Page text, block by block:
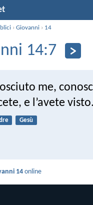
›Giovanni › 14
14:7
me,
e l’avete visto.
Gesù
14 online